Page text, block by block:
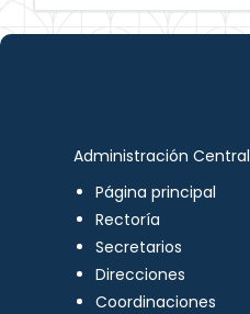
Administración Central
Página principal
Rectoría
Secretarios
Direcciones
Coordinaciones